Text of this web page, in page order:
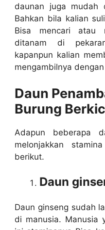
daunan juga mudah
Bahkan bila kalian
Bisa mencari atau
ditanam di
kapanpun kalian
mengambilnya
Daun
Burung
Adapun beberapa
melonjakkan
berikut.
Daun
Daun ginseng sudah
di manusia. Manusia